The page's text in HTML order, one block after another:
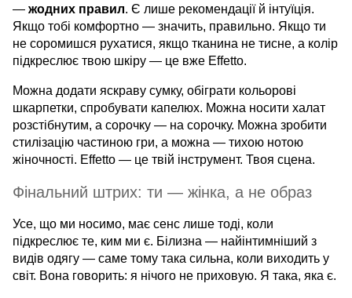
— жодних правил. Є лише рекомендації й інтуїція.
Якщо тобі комфортно — значить, правильно. Якщо ти
не соромишся рухатися, якщо тканина не тисне, а колір
підкреслює твою шкіру — це вже Effetto.
Можна додати яскраву сумку, обіграти кольорові
шкарпетки, спробувати капелюх. Можна носити халат
розстібнутим, а сорочку — на сорочку. Можна зробити
стилізацію частиною гри, а можна — тихою нотою
жіночності. Effetto — це твій інструмент. Твоя сцена.
Фінальний штрих: ти — жінка, а не образ
Усе, що ми носимо, має сенс лише тоді, коли
підкреслює те, ким ми є. Білизна — найінтимніший з
видів одягу — саме тому така сильна, коли виходить у
світ. Вона говорить: я нічого не приховую. Я така, яка є.